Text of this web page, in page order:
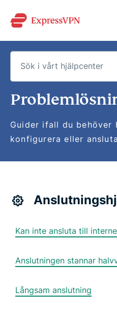
Guider ifall du behöver
konfigurera eller
i
Kan inte ansluta till
Anslutningen stannar
Långsam anslutning